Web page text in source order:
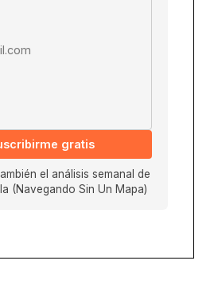
gratis
el análisis semanal de
(Navegando Sin Un Mapa)